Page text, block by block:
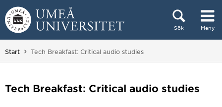
Hoppa direkt till innehållet
Sök Meny
Huvudmenyn dold.
Start Du är här:
Tech Breakfast: Critical audio studies
Tech Breakfast: Critical audio studies